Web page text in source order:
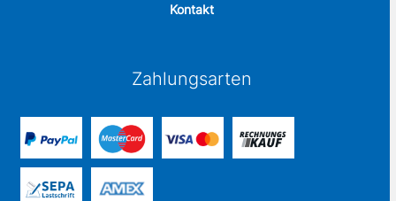
Kontakt
Zahlungsarten